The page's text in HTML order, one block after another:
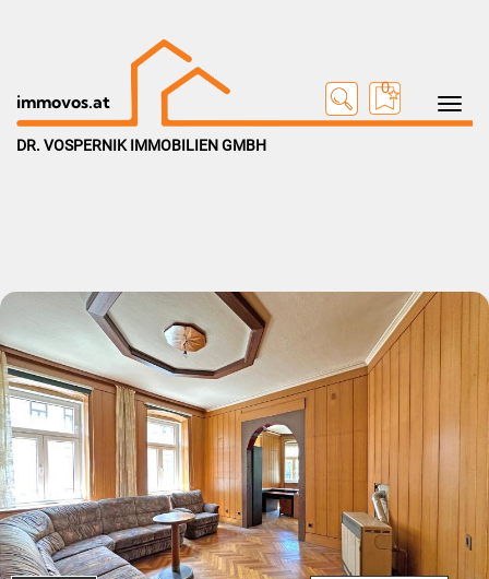
Toggle
immovos.at
0
DR. VOSPERNIK IMMOBILIEN GMBH